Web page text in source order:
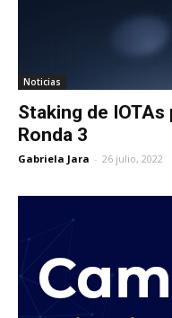
Noticias
Staking de
Ronda 3
Gabriela Jara - 26 julio, 2022